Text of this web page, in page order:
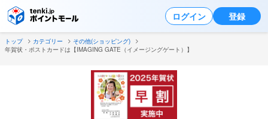
ログイン 登録
トップ カテゴリー
その他(ショッピング)
年賀状・ポストカードは【IMAGING GATE（イメージングゲート）】